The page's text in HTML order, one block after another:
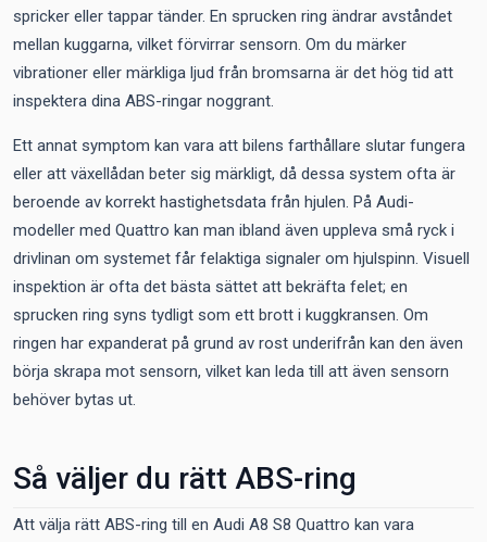
spricker eller tappar tänder. En sprucken ring ändrar avståndet
mellan kuggarna, vilket förvirrar sensorn. Om du märker
vibrationer eller märkliga ljud från bromsarna är det hög tid att
inspektera dina ABS-ringar noggrant.
Ett annat symptom kan vara att bilens farthållare slutar fungera
eller att växellådan beter sig märkligt, då dessa system ofta är
beroende av korrekt hastighetsdata från hjulen. På Audi-
modeller med Quattro kan man ibland även uppleva små ryck i
drivlinan om systemet får felaktiga signaler om hjulspinn. Visuell
inspektion är ofta det bästa sättet att bekräfta felet; en
sprucken ring syns tydligt som ett brott i kuggkransen. Om
ringen har expanderat på grund av rost underifrån kan den även
börja skrapa mot sensorn, vilket kan leda till att även sensorn
behöver bytas ut.
Så väljer du rätt ABS-ring
Att välja rätt ABS-ring till en Audi A8 S8 Quattro kan vara